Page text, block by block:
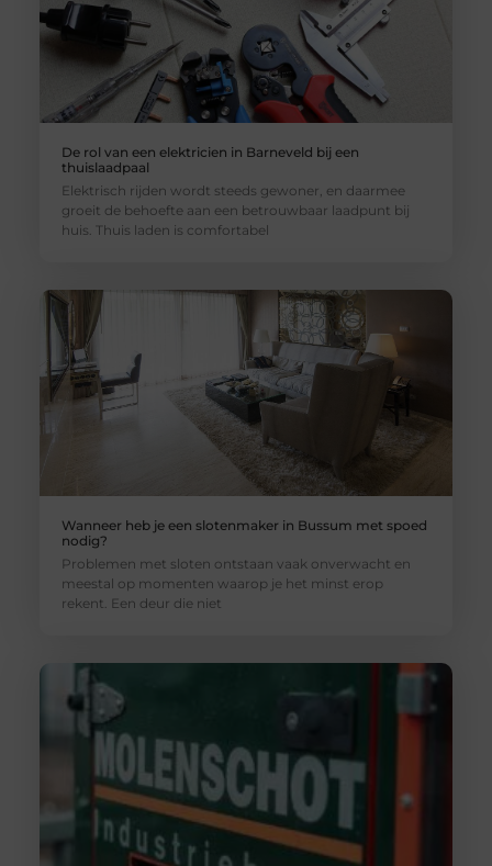
De rol van een elektricien in Barneveld bij een
thuislaadpaal
Elektrisch rijden wordt steeds gewoner, en daarmee
groeit de behoefte aan een betrouwbaar laadpunt bij
huis. Thuis laden is comfortabel
Wanneer heb je een slotenmaker in Bussum met spoed
nodig?
Problemen met sloten ontstaan vaak onverwacht en
meestal op momenten waarop je het minst erop
rekent. Een deur die niet